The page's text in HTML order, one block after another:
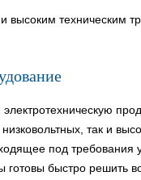
высоким техническим
так и
под требования
готовы быстро решить